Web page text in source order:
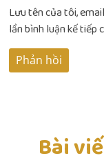
Lưu tên của tôi,
lần bình luận kế tiếp
Bài